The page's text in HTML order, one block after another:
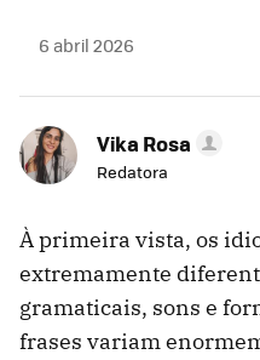
6 abril 2026
Vika Rosa
Redatora
À primeira vista, os
extremamente
gramaticais, sons e
frases variam